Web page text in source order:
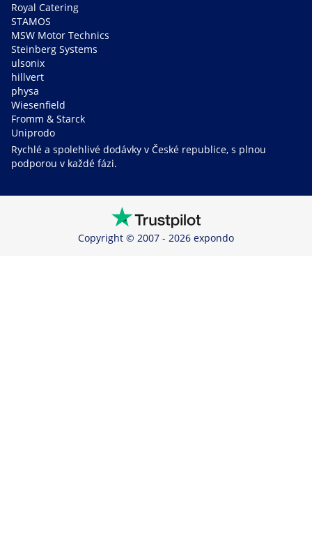
Royal Catering
STAMOS
MSW Motor Technics
Steinberg Systems
ulsonix
hillvert
physa
Wiesenfield
Fromm & Starck
Uniprodo
Rychlé a spolehlivé dodávky v České republice, s plnou
podporou v každé fázi.
Copyright © 2007 - 2026 expondo